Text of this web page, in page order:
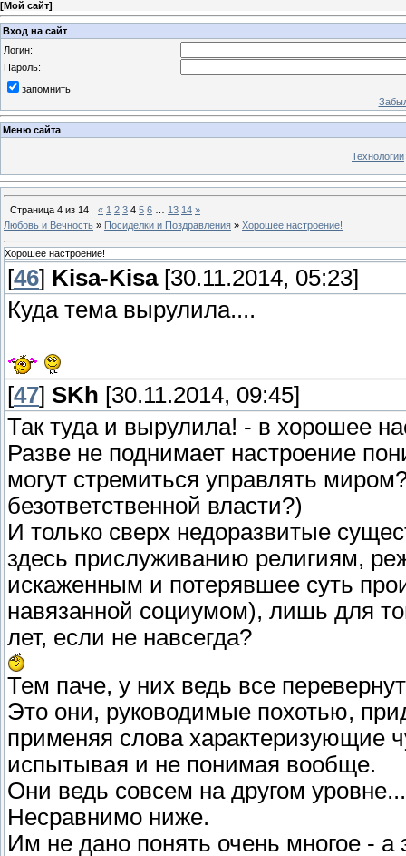
[Мой сайт]
Вход на сайт
Логин:
Пароль:
запомнить
Меню сайта
Технологии
Страница 4 из 14 « 1 2 3 4 5 6 13 14 »
Любовь и Вечность » Посиделки и Поздравления » Хорошее настроение!
Хорошее настроение!
[46] Kisa-Kisa[30.11.2014, 05:23]
Куда тема вырулила....
[47] SKh [30.11.2014, 09:45]
Так туда и вырулила! - в хорошее
Разве не поднимает настроение
могут стремиться управлять
безответственной власти?)
И только сверх недоразвитые
здесь прислуживанию религиям,
искаженным и потерявшее суть
навязанной социумом), лишь для
лет, если не навсегда?
Тем паче, у них ведь все
Это они, руководимые похотью,
применяя слова характеризующие
испытывая и не понимая вообще.
Они ведь совсем на другом уровне...
Несравнимо ниже.
Им не дано понять очень многое - а